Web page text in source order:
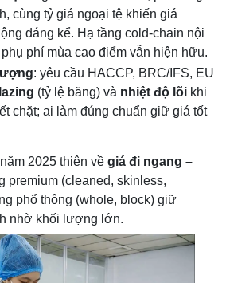
cùng tỷ giá ngoại tệ khiến giá
đáng kể. Hạ tầng cold-chain nội
phí mùa cao điểm vẫn hiện hữu.
: yêu cầu HACCP, BRC/IFS, EU
(tỷ lệ băng) và nhiệt độ lõikhi
chặt; ai làm đúng chuẩn giữ giá tốt
2025 thiên về giá đi ngang –
premium (cleaned, skinless,
phổ thông (whole, block) giữ
nhờ khối lượng lớn.